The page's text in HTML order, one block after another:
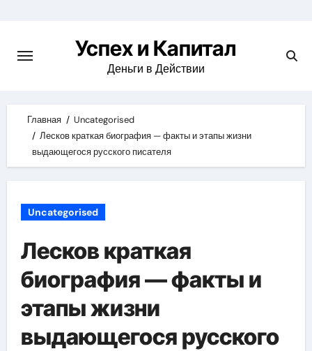
content
Успех и Капитал
Деньги в Действии
Главная
Uncategorised
Лесков краткая биография — факты и этапы жизни
выдающегося русского писателя
Uncategorised
Лесков краткая
биография — факты и
этапы жизни
выдающегося русского